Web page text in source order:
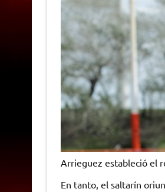
Arrieguez estableció el
En tanto, el saltarín